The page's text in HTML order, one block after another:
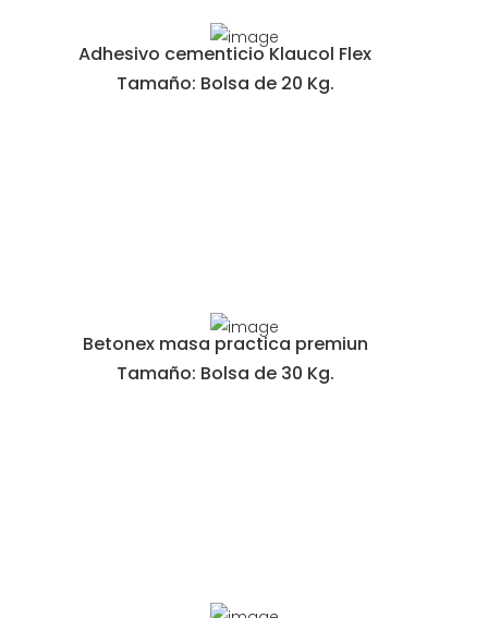
Adhesivo cementicio Klaucol Flex
Tamaño: Bolsa de 20 Kg.
Betonex masa practica premiun
Tamaño: Bolsa de 30 Kg.